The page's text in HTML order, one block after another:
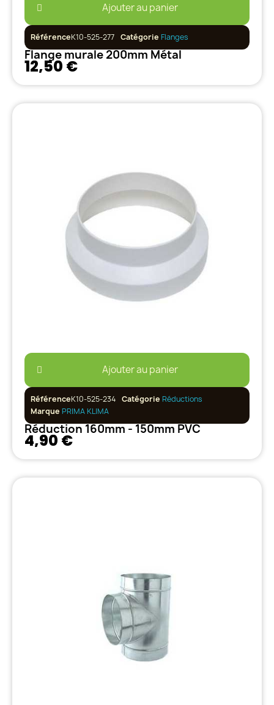
Ajouter au panier
RéférenceK10-525-277 Catégorie Flanges
Flange murale 200mm Métal
12,50 €
Ajouter au panier
RéférenceK10-525-234 Catégorie Réductions
Marque PRIMA KLIMA
Réduction 160mm - 150mm PVC
4,90 €